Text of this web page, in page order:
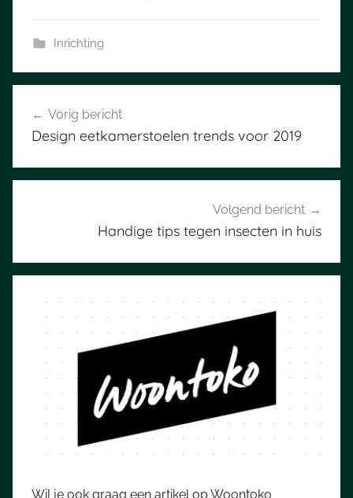
Inrichting
navigatie
Vorig bericht
Design eetkamerstoelen trends voor 2019
Volgend bericht
Handige tips tegen insecten in huis
Wil je ook graag een artikel op Woontoko